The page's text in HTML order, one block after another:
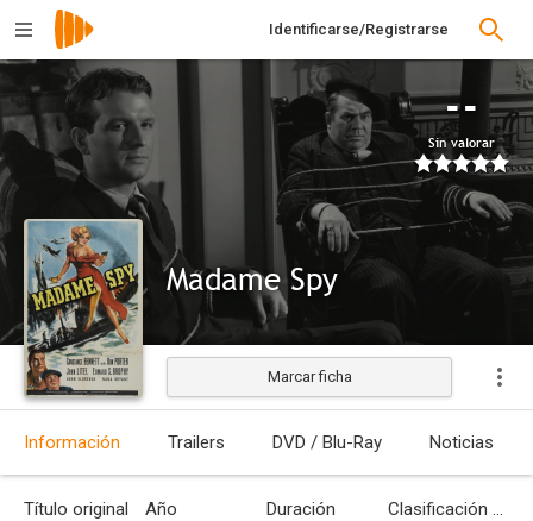
Identificarse/Registrarse
--
Sin valorar
Madame Spy
Estrenada
Marcar ficha
Información Trailers DVD / Blu-Ray Noticias
Título original Año Duración Clasificación por edades